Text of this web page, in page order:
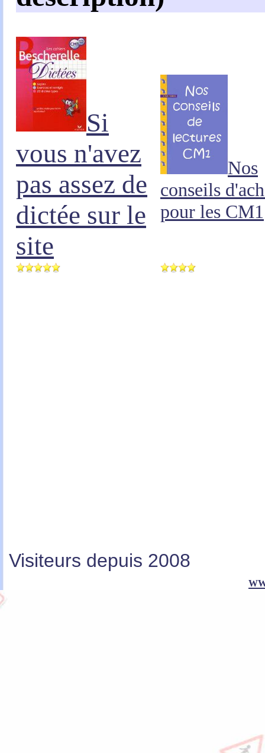
Si
vous n'avez
pas assez de
dictée sur le
site
Nos
conseils
pour les CM1
Visiteurs depuis 2008